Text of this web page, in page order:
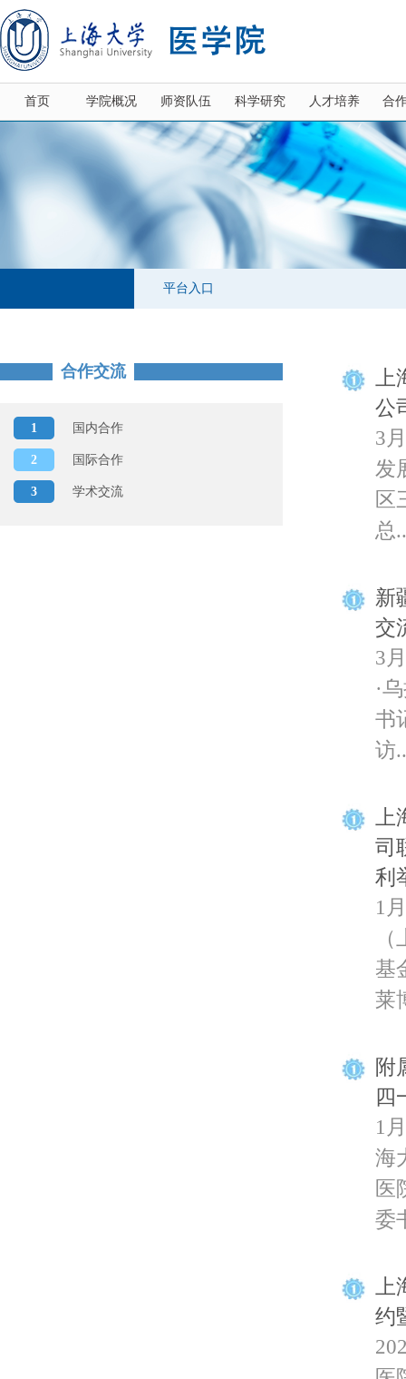
首页 学院概况 师资队伍 科学研究 人才培养 合
平台入口
合作交流
1 国内合作
2 国际合作
3 学术交流
上
公
3
发
区
总
新
交
3
·
书
访
上
司
利
1
基
莱
附
四
1
海
医
委
上
约